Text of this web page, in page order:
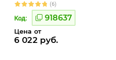
(6)
Код: 918637
Цена от
6 022 руб.